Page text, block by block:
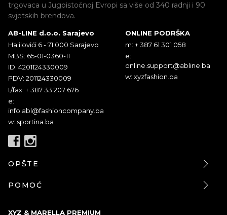
trgovaca u Jugoistočnoj Evropi sa više od 340 radnji i 90
svjetskih brendova.
AB-LINE d.o.o. Sarajevo
Halilovići 6 - 71 000 Sarajevo
MBS: 65-01-0360-11
ID: 4201124330009
PDV: 201124330009
t/fax: + 387 33 207 676
e:
info.abl@fashioncompany.ba
w: sportina.ba
ONLINE PODRŠKA
m: + 387 61 301 058
e:
online.support@abline.ba
w: xyzfashion.ba
OPŠTE
POMOĆ
XYZ & MARELLA PREMIUM